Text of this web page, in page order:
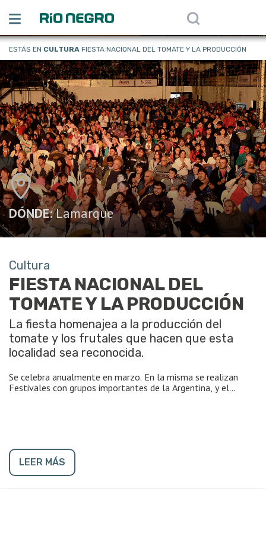
ESTÁS EN CULTURA FIESTA NACIONAL DEL TOMATE Y LA PRODUCCIÓN
DÓNDE: Lamarque
Cultura
FIESTA NACIONAL DEL
TOMATE Y LA PRODUCCIÓN
La fiesta homenajea a la producción del
tomate y los frutales que hacen que esta
localidad sea reconocida.
Se celebra anualmente en marzo. En la misma se realizan
Festivales con grupos importantes de la Argentina, y el
LEER MÁS